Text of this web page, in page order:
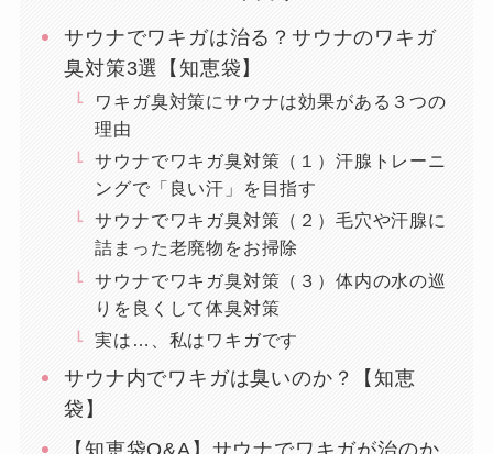
サウナでワキガは治る？サウナのワキガ
臭対策3選【知恵袋】
ワキガ臭対策にサウナは効果がある３つの
理由
サウナでワキガ臭対策（１）汗腺トレーニ
ングで「良い汗」を目指す
サウナでワキガ臭対策（２）毛穴や汗腺に
詰まった老廃物をお掃除
サウナでワキガ臭対策（３）体内の水の巡
りを良くして体臭対策
実は…、私はワキガです
サウナ内でワキガは臭いのか？【知恵
袋】